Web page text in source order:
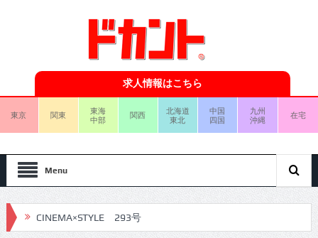
求人情報はこちら
東京 関東
東海
中部
関西
北海道
東北
中国
四国
九州
沖縄
在宅
Menu
CINEMA×STYLE 293号